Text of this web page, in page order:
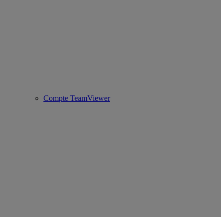
Compte TeamViewer